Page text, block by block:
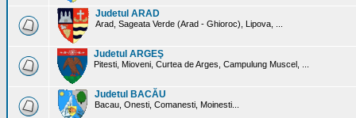
Judetul ARAD
Arad, Sageata Verde (Arad - Ghioroc), Lipova, ...
Judetul ARGEŞ
Pitesti, Mioveni, Curtea de Arges, Campulung Muscel, ...
Judetul BACĂU
Bacau, Onesti, Comanesti, Moinesti...